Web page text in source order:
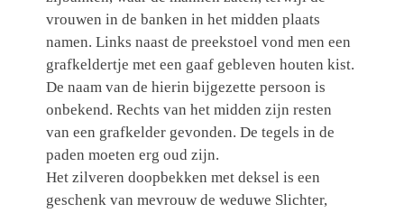
vrouwen in de banken in het midden plaats
namen. Links naast de preekstoel vond men een
grafkeldertje met een gaaf gebleven houten kist.
De naam van de hierin bijgezette persoon is
onbekend. Rechts van het midden zijn resten
van een grafkelder gevonden. De tegels in de
paden moeten erg oud zijn.
Het zilveren doopbekken met deksel is een
geschenk van mevrouw de weduwe Slichter,